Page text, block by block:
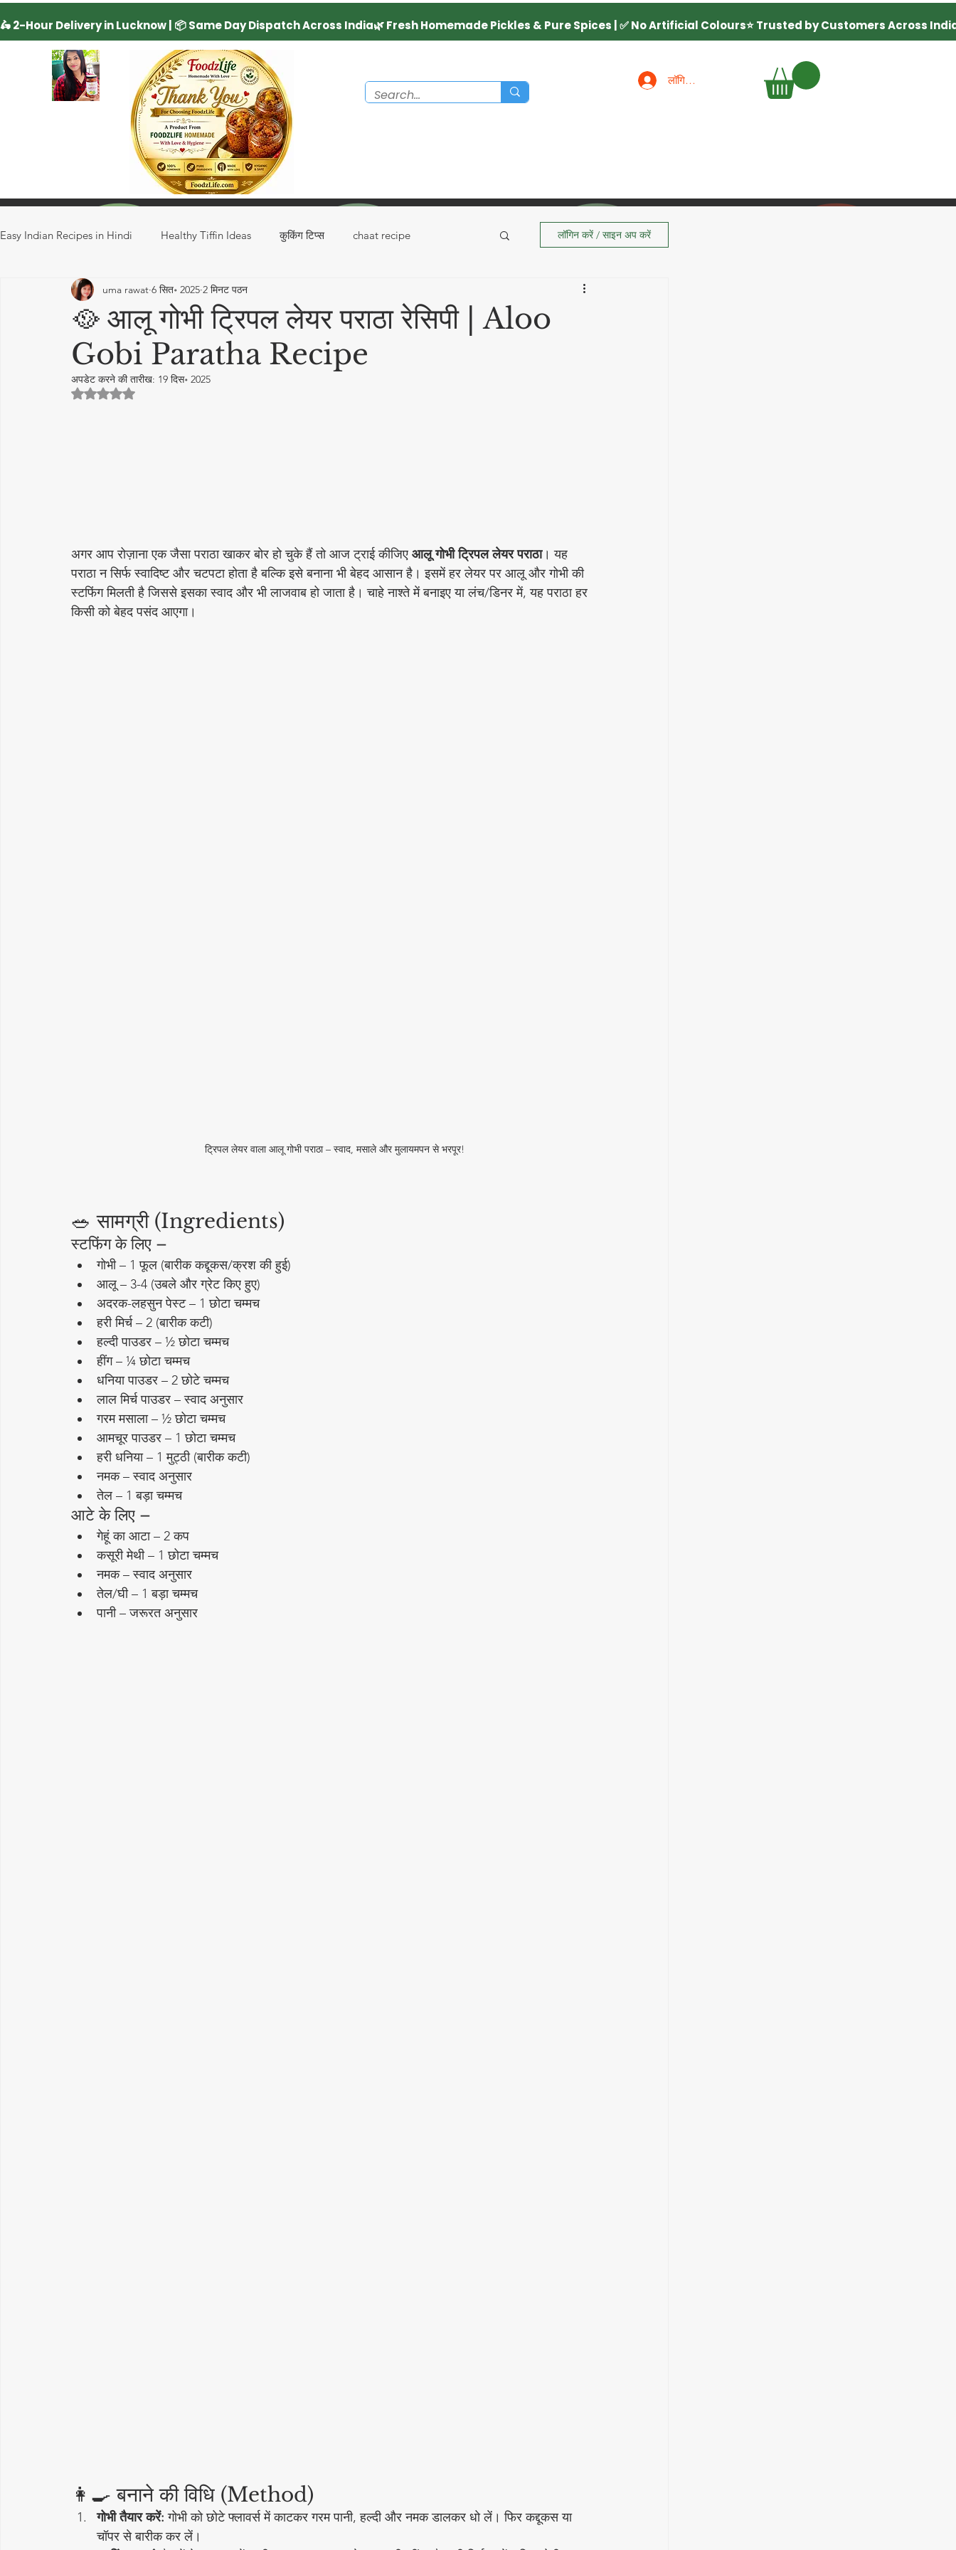
लॉगिन करें
Easy Indian Recipes in Hindi Healthy Tiffin Ideas कुकिंग टिप्स chaat recipe
Regional Recipes Rice Recipe Drinks
cake recipe सिरका रेसिपीज Diwali Decoration Idea Social & Religious
Papad, Chips & Fryums Recipes त्यौहार स्पेशल रेसिपी सब्ज़ी रेसिपीज़ Flatbread Recipes
लॉगिन करें / साइन अप करें
🥘 आलू गोभी ट्रिपल लेयर पराठा रेसिपी | Aloo
Gobi Paratha Recipe
uma rawat 6 सित॰ 2025 2 मिनट पठन
अपडेट करने की तारीख: 19 दिस॰ 2025
5 स्टार में से NaN रेटिंग दी गई।
अगर आप रोज़ाना एक जैसा पराठा खाकर बोर हो चुके हैं तो आज ट्राई कीजिए आलू गोभी ट्रिपल लेयर पराठा। यह
पराठा न सिर्फ स्वादिष्ट और चटपटा होता है बल्कि इसे बनाना भी बेहद आसान है। इसमें हर लेयर पर आलू और गोभी की
स्टफिंग मिलती है जिससे इसका स्वाद और भी लाजवाब हो जाता है। चाहे नाश्ते में बनाइए या लंच/डिनर में, यह पराठा हर
किसी को बेहद पसंद आएगा।
ट्रिपल लेयर वाला आलू गोभी पराठा – स्वाद, मसाले और मुलायमपन से भरपूर!
🥗 सामग्री (Ingredients)
स्टफिंग के लिए –
गोभी – 1 फूल (बारीक कद्दूकस/क्रश की हुई)
आलू – 3-4 (उबले और ग्रेट किए हुए)
अदरक-लहसुन पेस्ट – 1 छोटा चम्मच
हरी मिर्च – 2 (बारीक कटी)
हल्दी पाउडर – ½ छोटा चम्मच
हींग – ¼ छोटा चम्मच
धनिया पाउडर – 2 छोटे चम्मच
लाल मिर्च पाउडर – स्वाद अनुसार
गरम मसाला – ½ छोटा चम्मच
आमचूर पाउडर – 1 छोटा चम्मच
हरी धनिया – 1 मुट्ठी (बारीक कटी)
नमक – स्वाद अनुसार
तेल – 1 बड़ा चम्मच
आटे के लिए –
गेहूं का आटा – 2 कप
कसूरी मेथी – 1 छोटा चम्मच
नमक – स्वाद अनुसार
तेल/घी – 1 बड़ा चम्मच
पानी – जरूरत अनुसार
👩‍🍳 बनाने की विधि (Method)
गोभी तैयार करें: गोभी को छोटे फ्लावर्स में काटकर गरम पानी, हल्दी और नमक डालकर धो लें। फिर कद्दूकस या
चॉपर से बारीक कर लें।